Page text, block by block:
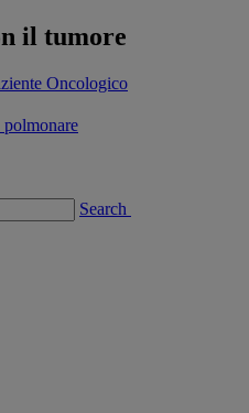
il tumore
Oncologico
polmonare
Search